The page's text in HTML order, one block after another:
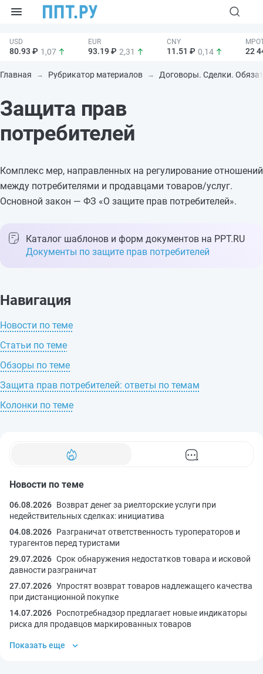
80.93 ₽ 1,07 93.19 ₽ 2,31 11.51 ₽ 0,14 22
Главная Рубрикатор материалов Договоры. Сделки.
Защита прав
потребителей
Комплекс мер, направленных на регулирование отношений
между потребителями и продавцами товаров/услуг.
Основной закон — ФЗ «О защите прав потребителей».
Каталог шаблонов и форм документов на PPT.RU
Документы по защите прав потребителей
Новости по теме
06.08.2026 Возврат денег за риелторские услуги при
недействительных сделках: инициатива
04.08.2026 Разграничат ответственность туроператоров и
турагентов перед туристами
29.07.2026 Срок обнаружения недостатков товара и исковой
давности разграничат
27.07.2026 Упростят возврат товаров надлежащего качества
при дистанционной покупке
14.07.2026 Роспотребнадзор предлагает новые индикаторы
риска для продавцов маркированных товаров
Показать еще
Навигация
Новости по теме
Статьи по теме
Обзоры по теме
Защита прав потребителей: ответы по темам
Колонки по теме